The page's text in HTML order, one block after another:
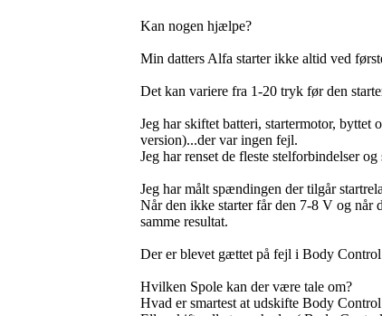
Kan nogen hjælpe?
Min datters Alfa starter ikke altid ved
Det kan variere fra 1-20 tryk før den
Jeg har skiftet batteri, startermotor,
version)...der var ingen fejl.
Jeg har renset de fleste stelforbindelser
Jeg har målt spændingen der tilgår
Når den ikke starter får den 7-8 V og når
samme resultat.
Der er blevet gættet på fejl i Body
Hvilken Spole kan der være tale om?
Hvad er smartest at udskifte Body